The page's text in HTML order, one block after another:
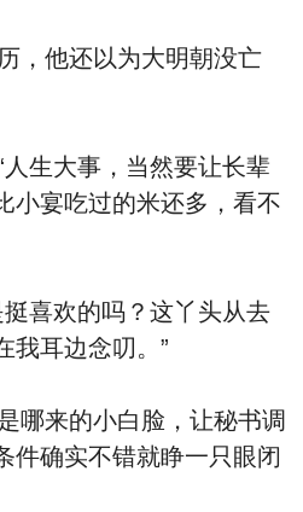
，他还以为大明朝没亡
生大事，当然要让长辈
小宴吃过的米还多，看不
喜欢的吗？这丫头从去
我耳边念叨。”
哪来的小白脸，让秘书调
件确实不错就睁一只眼闭